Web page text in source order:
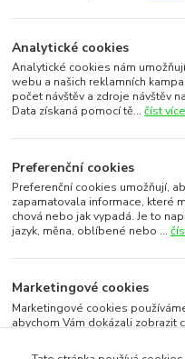
Analytické cookies
Analytické cookies nám
webu a našich reklamních
počet návštěv a zdroje návštěv
Data získaná pomocí tě...číst více
Preferenční cookies
Preferenční cookies umožňují,
zapamatovala informace, které
chová nebo jak vypadá. Je to
jazyk, měna, oblíbené nebo ...
Marketingové cookies
Marketingové cookies
abychom Vám dokázali zobrazit
subjektů. To je možn... číst více